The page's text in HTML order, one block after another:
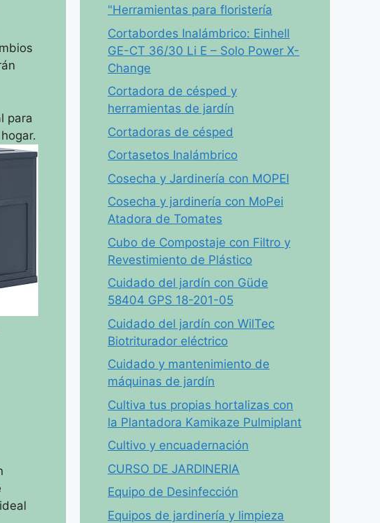
para
"Herramientas para floristería
Cortabordes Inalámbrico: Einhell
GE-CT 36/30 Li E – Solo Power X-
Change
Cortadora de césped y
herramientas de jardín
Cortadoras de césped
Cortasetos Inalámbrico
Cosecha y Jardinería con MOPEI
Cosecha y jardinería con MoPei
Atadora de Tomates
Cubo de Compostaje con Filtro y
Revestimiento de Plástico
Cuidado del jardín con Güde
58404 GPS 18-201-05
Cuidado del jardín con WilTec
Biotriturador eléctrico
Cuidado y mantenimiento de
máquinas de jardín
Cultiva tus propias hortalizas con
la Plantadora Kamikaze Pulmiplant
Cultivo y encuadernación
CURSO DE JARDINERIA
Equipo de Desinfección
Equipos de jardinería y limpieza